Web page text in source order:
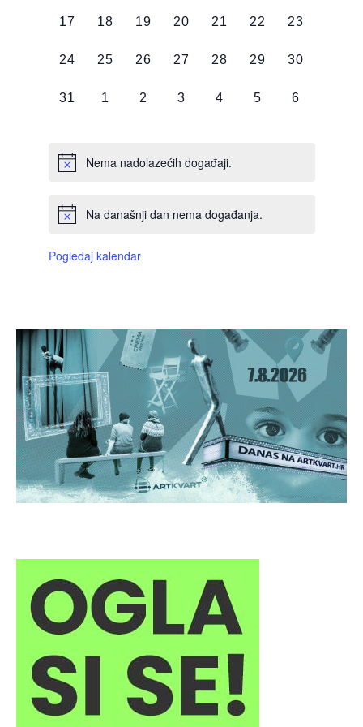
0
17
0
18
0
19
0
20
0
21
0
22
0
23
0
24
0
25
0
26
0
27
0
28
0
29
0
30
0
31
0
1
0
2
0
3
0
4
0
5
0
6
Nema nadolazećih događaji.
Na današnji dan nema događanja.
Pogledaj kalendar